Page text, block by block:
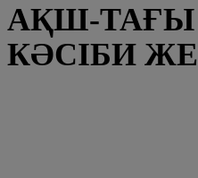
АҚШ-
КӘСІБИ